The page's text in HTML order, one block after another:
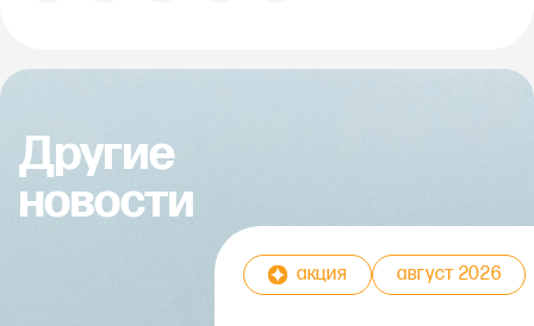
Другие
новости
акция август 2026